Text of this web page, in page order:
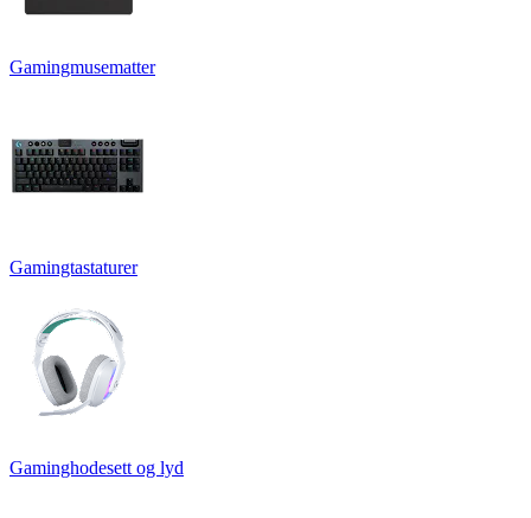
Gamingmusematter
Gamingtastaturer
Gaminghodesett og lyd